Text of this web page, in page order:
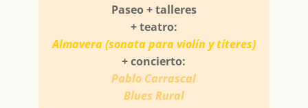
Paseo + talleres
+ teatro:
Almavera (sonata para violín y títeres)
+ concierto:
Pablo Carrascal
Blues Rural